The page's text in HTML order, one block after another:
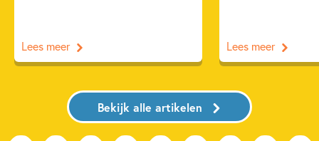
Lees meer Lees meer
Bekijk alle artikelen